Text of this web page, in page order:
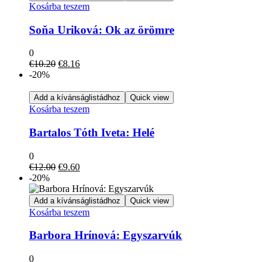
Kosárba teszem
Soňa Uriková: Ok az örömre
0
€10.20 Original
€10.20.
€8.16Current
€8.16.
-20%
Add a kívánságlistádhoz Quick view
Kosárba teszem
Bartalos Tóth Iveta: Helé
0
€12.00 Original
was:
€12.00.
€9.60Current
is:
€9.60.
-20%
Add a kívánságlistádhoz Quick view
Kosárba teszem
Barbora Hrínová: Egyszarvúk
0